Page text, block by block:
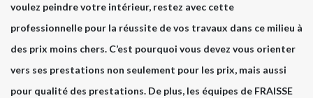
voulez peindre votre intérieur, restez avec cette
professionnelle pour la réussite de vos travaux dans ce milieu à
des prix moins chers. C’est pourquoi vous devez vous orienter
vers ses prestations non seulement pour les prix, mais aussi
pour qualité des prestations. De plus, les équipes de FRAISSE